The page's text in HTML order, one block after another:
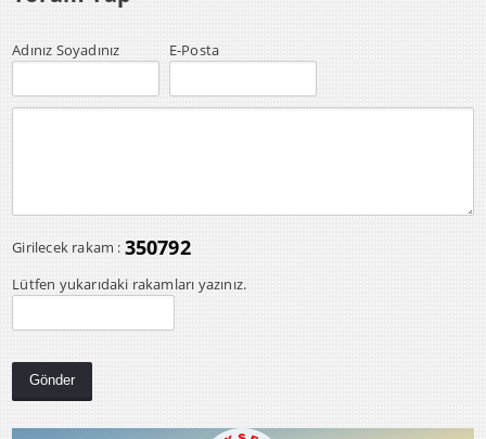
Adınız Soyadınız E-Posta
Girilecek rakam : 350792
Lütfen yukarıdaki rakamları yazınız.